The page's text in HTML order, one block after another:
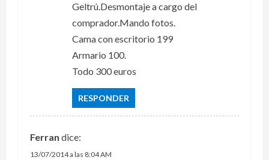
Geltrú.Desmontaje a cargo del
comprador.Mando fotos.
Cama con escritorio 199
Armario 100.
Todo 300 euros
RESPONDER
Ferran dice:
13/07/2014 a las 8:04 AM